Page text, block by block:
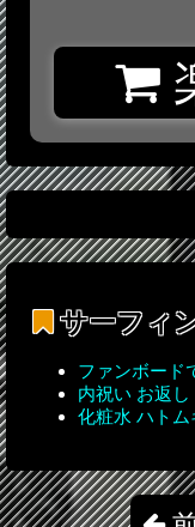
サーフィ
ファンボード
内祝い お返
化粧水 ハト